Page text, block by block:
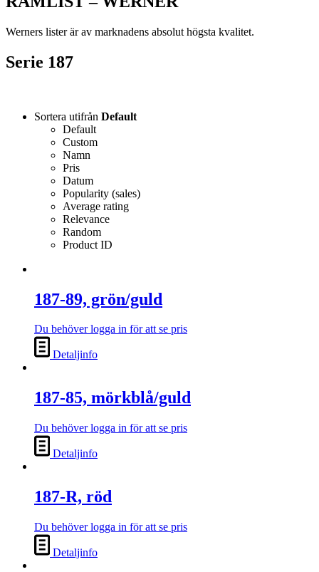
Werners lister är av marknadens absolut högsta kvalitet.
Serie 187
Sortera utifrån Default
Default
Custom
Namn
Pris
Datum
Popularity (sales)
Average rating
Relevance
Random
Product ID
187-89, grön/guld
Du behöver logga in för att se pris
Detaljinfo
187-85, mörkblå/guld
Du behöver logga in för att se pris
Detaljinfo
187-R, röd
Du behöver logga in för att se pris
Detaljinfo